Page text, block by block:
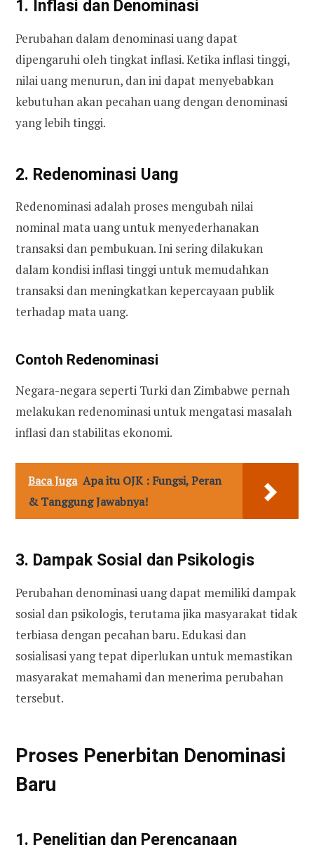
1. Inflasi dan Denominasi
Perubahan dalam denominasi uang dapat
dipengaruhi oleh tingkat inflasi. Ketika inflasi tinggi,
nilai uang menurun, dan ini dapat menyebabkan
kebutuhan akan pecahan uang dengan denominasi
yang lebih tinggi.
2. Redenominasi Uang
Redenominasi adalah proses mengubah nilai
nominal mata uang untuk menyederhanakan
transaksi dan pembukuan. Ini sering dilakukan
dalam kondisi inflasi tinggi untuk memudahkan
transaksi dan meningkatkan kepercayaan publik
terhadap mata uang.
Contoh Redenominasi
Negara-negara seperti Turki dan Zimbabwe pernah
melakukan redenominasi untuk mengatasi masalah
inflasi dan stabilitas ekonomi.
Baca Juga Apa itu OJK : Fungsi, Peran
& Tanggung Jawabnya!
3. Dampak Sosial dan Psikologis
Perubahan denominasi uang dapat memiliki dampak
sosial dan psikologis, terutama jika masyarakat tidak
terbiasa dengan pecahan baru. Edukasi dan
sosialisasi yang tepat diperlukan untuk memastikan
masyarakat memahami dan menerima perubahan
tersebut.
Proses Penerbitan Denominasi
Baru
1. Penelitian dan Perencanaan